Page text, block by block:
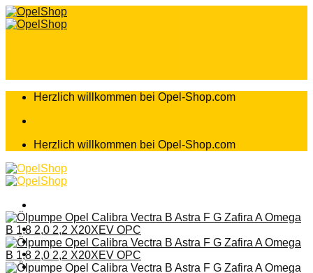
Zum
Inhalt
Herzlich willkommen bei Opel-Shop.com
Herzlich willkommen bei Opel-Shop.com
Home
Shop
Teileanfrage
Teileliste